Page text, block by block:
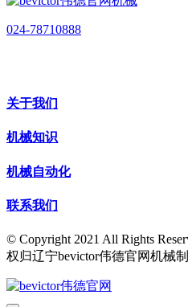
024-78710888
关于我们
机械知识
机械自动化
联系我们
© Copyright 2021 All Rights
权归辽宁bevictor伟德官网机械